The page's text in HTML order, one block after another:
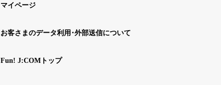
マイページ
お客さまのデータ利用･外部送信について
Fun! J:COMトップ